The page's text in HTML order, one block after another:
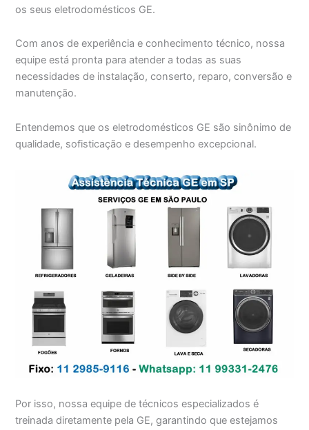
os seus eletrodomésticos GE.
Com anos de experiência e conhecimento técnico, nossa
equipe está pronta para atender a todas as suas
necessidades de instalação, conserto, reparo, conversão e
manutenção.
Entendemos que os eletrodomésticos GE são sinônimo de
qualidade, sofisticação e desempenho excepcional.
Por isso, nossa equipe de técnicos especializados é
treinada diretamente pela GE, garantindo que estejamos